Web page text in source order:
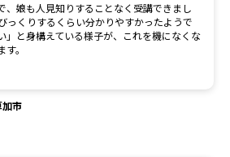
、娘も人見知りすることなく受講できまし
っくりするくらい分かりやすかったようで
」と身構えている様子が、これを機になくな
。
市